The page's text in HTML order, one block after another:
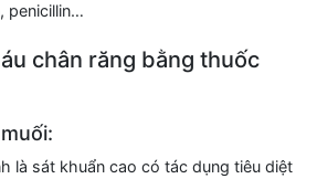
penicillin…
chân răng bằng thuốc
là sát khuẩn cao có tác dụng tiêu diệt